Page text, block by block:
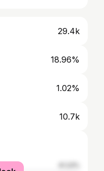
29.4k
18.96%
1.02%
10.7k